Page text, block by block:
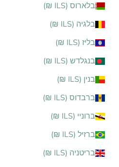
בלארוס (ILS ₪)
בלגיה (ILS ₪)
בליז (ILS ₪)
בנגלדש (ILS ₪)
בנין (ILS ₪)
ברבדוס (ILS ₪)
ברוניי (ILS ₪)
ברזיל (ILS ₪)
בריטניה (ILS ₪)